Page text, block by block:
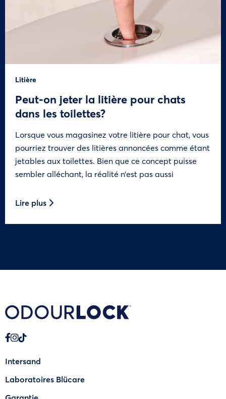
Litière
Peut-on jeter la litière pour chats
dans les toilettes?
Lorsque vous magasinez votre litière pour chat, vous
pourriez trouver des litières annoncées comme étant
jetables aux toilettes. Bien que ce concept puisse
sembler alléchant, la réalité n’est pas aussi
Lire plus
Intersand
Laboratoires Blücare